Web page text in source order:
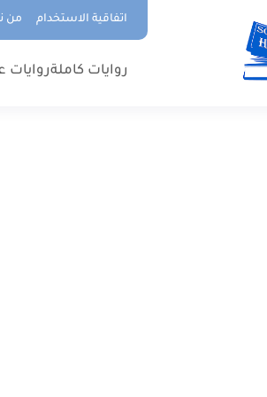
اتفاقية الاستخدام من
روايات كاملةروايات